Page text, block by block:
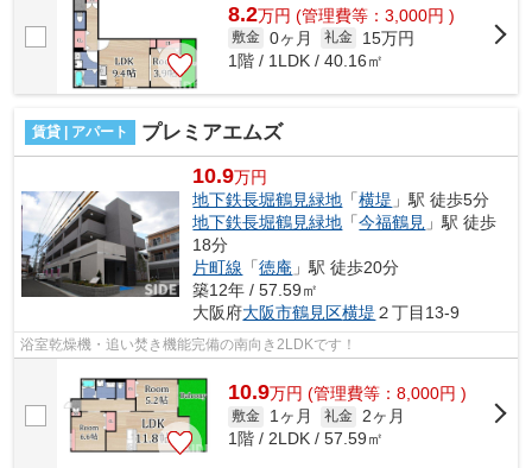
8.2万円 (管理費等：3,000円 )
敷金 0ヶ月 礼金
15万円
1階 / 1LDK / 40.16㎡
賃貸 | アパート プレミアエムズ
10.9万円
地下鉄長堀鶴見緑地 「横堤 」駅 徒歩5分
地下鉄長堀鶴見緑地 「今福鶴見 」駅 徒歩
18分
片町線 「徳庵 」駅 徒歩20分
築12年 / 57.59㎡
大阪府大阪市鶴見区横堤 ２丁目13-9
浴室乾燥機・追い焚き機能完備の南向き2LDKです！
10.9万円 (管理費等：8,000円 )
敷金 1ヶ月 礼金 2ヶ月
1階 / 2LDK / 57.59㎡